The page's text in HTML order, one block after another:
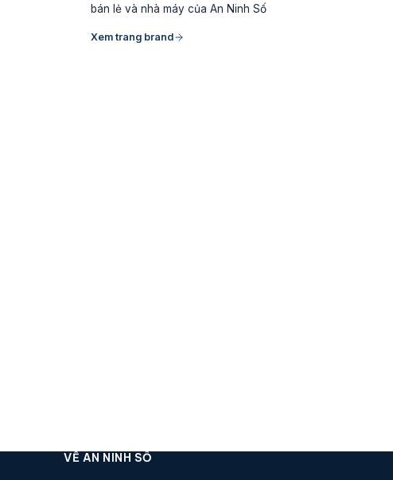
bán lẻ và nhà máy của An Ninh Số
Xem trang brand
VỀ AN NINH SỐ